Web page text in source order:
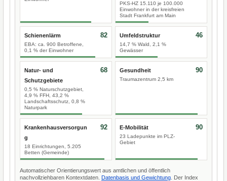
PKS-HZ 15.110 je 100.000
Einwohner in der kreisfreien
Stadt Frankfurt am Main
Schienenlärm
EBA: ca. 900 Betroffene,
0,1 % der Einwohner
82 Umfeldstruktur
14,7 % Wald, 2,1 %
Gewässer
46
Natur- und
Schutzgebiete
0,5 % Naturschutzgebiet,
4,9 % FFH, 43,2 %
Landschaftsschutz, 0,8 %
Naturpark
68 Gesundheit
Traumazentrum 2,5 km
90
Krankenhausversorgun
g
18 Einrichtungen, 5.205
Betten (Gemeinde)
92 E-Mobilität
23 Ladepunkte im PLZ-
Gebiet
90
Automatischer Orientierungswert aus amtlichen und öffentlich
nachvollziehbaren Kontextdaten. Datenbasis und Gewichtung . Der Index